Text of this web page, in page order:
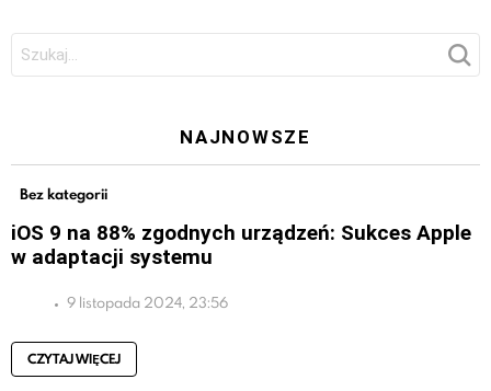
Szukaj:
NAJNOWSZE
Bez kategorii
iOS 9 na 88% zgodnych urządzeń: Sukces Apple
w adaptacji systemu
9 listopada 2024, 23:56
CZYTAJ WIĘCEJ